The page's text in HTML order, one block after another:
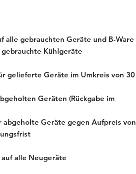
alle gebrauchten Geräte und B-Ware
Kühlgeräte
gelieferte Geräte im Umkreis von 30
Geräten (Rückgabe im
Geräte gegen Aufpreis von
alle Neugeräte